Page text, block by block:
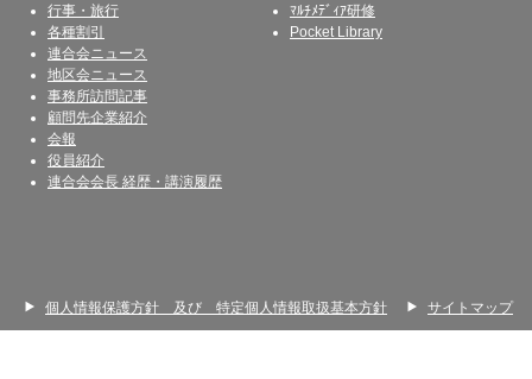
行事・旅行
各種割引
連合会ニュース
地区会ニュース
事務所訪問記事
顧問先企業紹介
会報
役員紹介
連合会会長 経歴・講演履歴
ﾏﾙﾁﾒﾃﾞｨｱ研修
Pocket Library
個人情報保護方針 及び 特定個人情報取扱基本方針 サイトマップ